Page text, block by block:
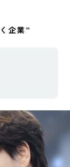
企業”